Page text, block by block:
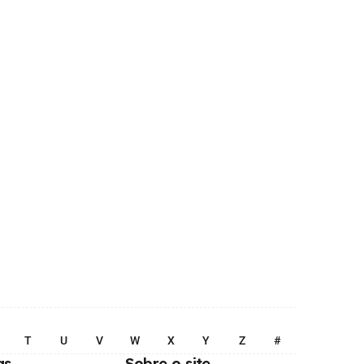
T U V W X Y Z #